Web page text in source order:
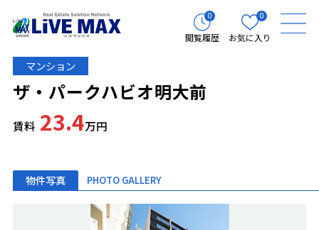
0
閲覧履歴
0
お気に入り
マンション
ザ・パークハビオ明大前
賃料 23.4万円
物件写真 PHOTO GALLERY